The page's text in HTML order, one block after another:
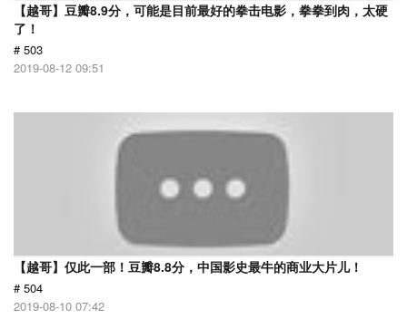
【越哥】豆瓣8.9分，可能是目前最好的拳击电影，拳拳到肉，太硬
了！
# 503
2019-08-12 09:51
【越哥】仅此一部！豆瓣8.8分，中国影史最牛的商业大片儿！
# 504
2019-08-10 07:42